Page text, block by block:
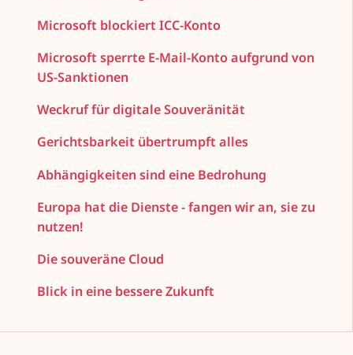
Microsoft blockiert ICC-Konto
Microsoft sperrte E-Mail-Konto aufgrund von
US-Sanktionen
Weckruf für digitale Souveränität
Gerichtsbarkeit übertrumpft alles
Abhängigkeiten sind eine Bedrohung
Europa hat die Dienste - fangen wir an, sie zu
nutzen!
Die souveräne Cloud
Blick in eine bessere Zukunft